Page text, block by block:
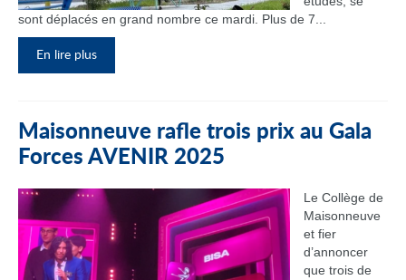
sont déplacés en grand nombre ce mardi. Plus de 7...
En lire plus
Maisonneuve rafle trois prix au Gala
Forces AVENIR 2025
Le Collège de
Maisonneuve
et fier
d’annoncer
que trois de